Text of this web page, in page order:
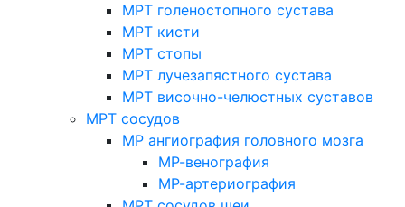
МРТ голеностопного сустава
МРТ кисти
МРТ стопы
МРТ лучезапястного сустава
МРТ височно-челюстных суставов
МРТ сосудов
МР ангиография головного мозга
МР-венография
МР-артериография